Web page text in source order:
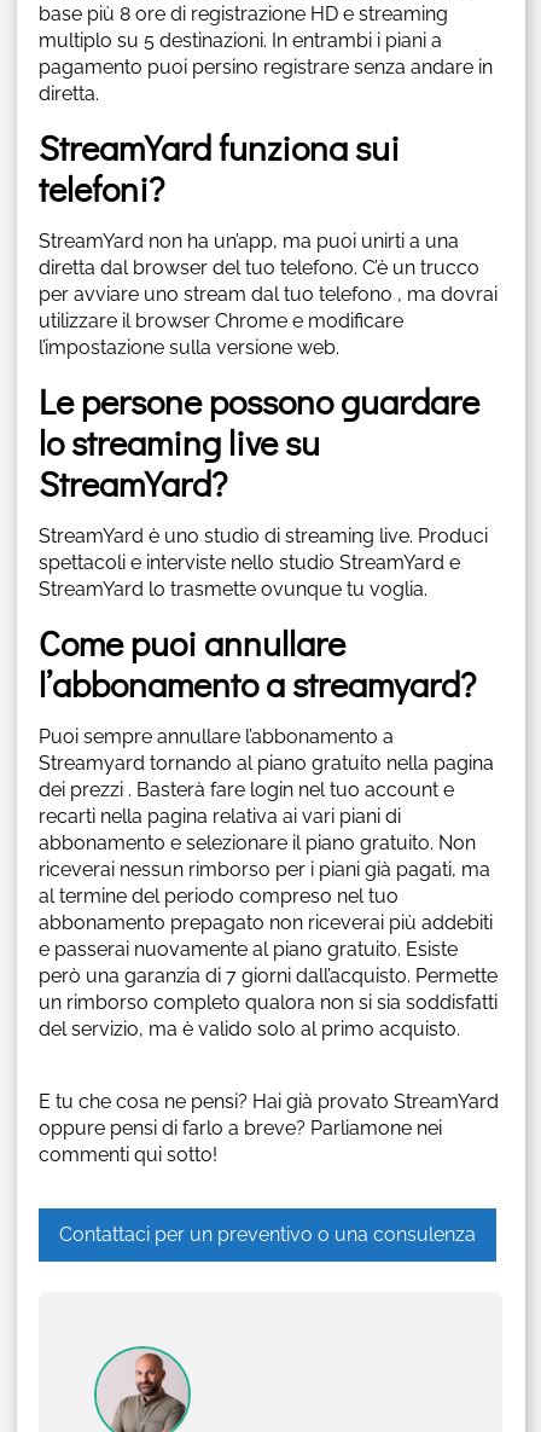
base più 8 ore di registrazione HD e streaming
multiplo su 5 destinazioni. In entrambi i piani a
pagamento puoi persino registrare senza andare in
diretta.
StreamYard funziona sui
telefoni?
StreamYard non ha un’app, ma puoi unirti a una
diretta dal browser del tuo telefono. C’è un trucco
per avviare uno stream dal tuo telefono , ma dovrai
utilizzare il browser Chrome e modificare
l’impostazione sulla versione web.
Le persone possono guardare
lo streaming live su
StreamYard?
StreamYard è uno studio di streaming live. Produci
spettacoli e interviste nello studio StreamYard e
StreamYard lo trasmette ovunque tu voglia.
Come puoi annullare
l’abbonamento a streamyard?
Puoi sempre annullare l’abbonamento a
Streamyard tornando al piano gratuito nella pagina
dei prezzi . Basterà fare login nel tuo account e
recarti nella pagina relativa ai vari piani di
abbonamento e selezionare il piano gratuito. Non
riceverai nessun rimborso per i piani già pagati, ma
al termine del periodo compreso nel tuo
abbonamento prepagato non riceverai più addebiti
e passerai nuovamente al piano gratuito. Esiste
però una garanzia di 7 giorni dall’acquisto. Permette
un rimborso completo qualora non si sia soddisfatti
del servizio, ma è valido solo al primo acquisto.
E tu che cosa ne pensi? Hai già provato StreamYard
oppure pensi di farlo a breve? Parliamone nei
commenti qui sotto!
Contattaci per un preventivo o una consulenza